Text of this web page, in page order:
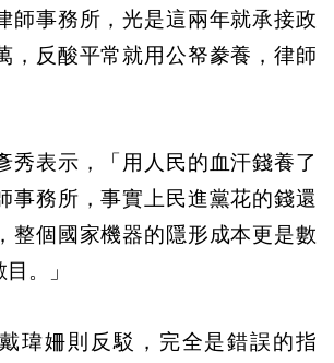
師事務所，光是這兩年就承接政
，反酸平常就用公帑豢養，律師
秀表示，「用人民的血汗錢養了
事務所，事實上民進黨花的錢還
整個國家機器的隱形成本更是數
。」
瑋姍則反駁，完全是錯誤的指